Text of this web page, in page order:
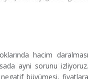
hacim daralması
ayni sorunu izliyoruz.
büyümesi, fiyatlara